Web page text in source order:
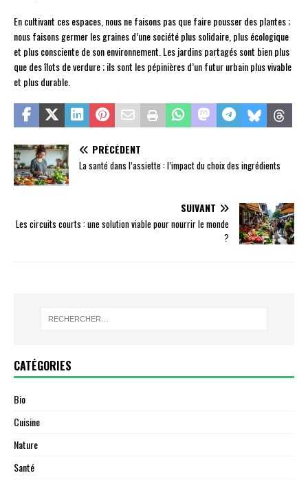
En cultivant ces espaces, nous ne faisons pas que faire pousser des plantes ;
nous faisons germer les graines d’une société plus solidaire, plus écologique
et plus consciente de son environnement. Les jardins partagés sont bien plus
que des îlots de verdure ; ils sont les pépinières d’un futur urbain plus vivable
et plus durable.
PRÉCÉDENT
La santé dans l’assiette : l’impact du choix des ingrédients
SUIVANT
Les circuits courts : une solution viable pour nourrir le monde
?
CATÉGORIES
Bio
Cuisine
Nature
Santé